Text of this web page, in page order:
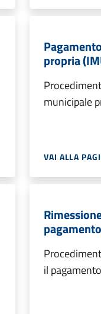
propria
municipale
VAI ALLA
il